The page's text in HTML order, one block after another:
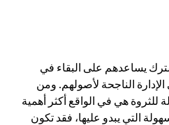
يساعدهم على البقاء في
الناجحة لأصولهم. ومن
للثروة هي في الواقع أكثر أهمية
التي يبدو عليها، فقد تكون